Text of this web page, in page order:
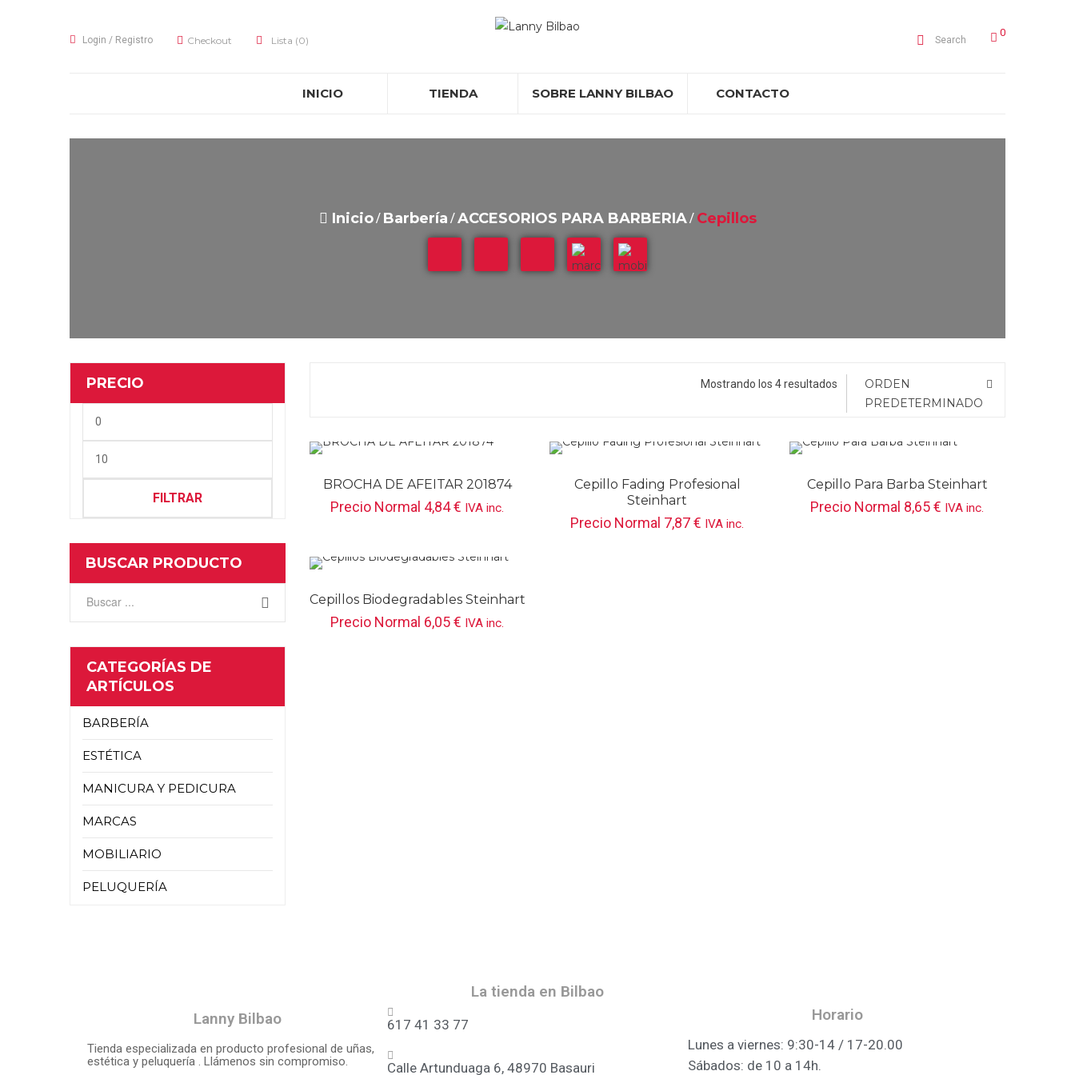
Login / Registro Checkout Lista (0)
0
Search
INICIO TIENDA SOBRE LANNY BILBAO CONTACTO
Inicio Barbería ACCESORIOS PARA BARBERIA Cepillos
PRECIO
FILTRAR
BUSCAR PRODUCTO
CATEGORÍAS DE
ARTÍCULOS
BARBERÍA
ESTÉTICA
MANICURA Y PEDICURA
MARCAS
MOBILIARIO
PELUQUERÍA
Mostrando los 4 resultados
ORDEN
PREDETERMINADO
BROCHA DE AFEITAR 201874
Precio Normal 4,84€ IVA inc.
Cepillo Fading Profesional
Steinhart
Precio Normal 7,87€ IVA inc.
Cepillo Para Barba Steinhart
Precio Normal 8,65€ IVA inc.
Cepillos Biodegradables Steinhart
Precio Normal 6,05€ IVA inc.
Lanny Bilbao
Tienda especializada en producto profesional de uñas,
estética y peluquería . Llámenos sin compromiso.
La tienda en Bilbao
617 41 33 77
Calle Artunduaga 6, 48970 Basauri
Horario
Lunes a viernes: 9:30-14 / 17-20.00
Sábados: de 10 a 14h.